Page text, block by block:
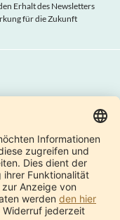
Erhalt des Newsletters
für die Zukunft
Internationale Shops